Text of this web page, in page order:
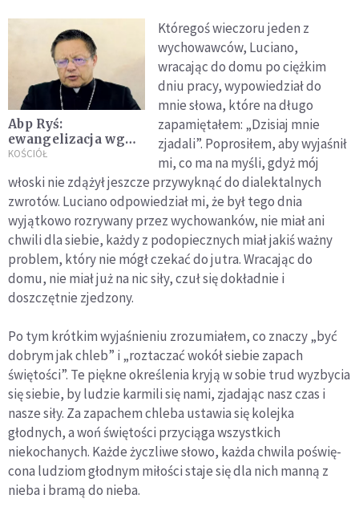
Abp Ryś:
ewangelizacja wg
Jezusa to
rozeznanie, wejście
w relację i
Eucharystia
KOŚCIÓŁ
Któregoś wieczoru jeden z
wychowawców, Luciano,
wracając do domu po ciężkim
dniu pracy, wypowiedział do
mnie słowa, które na długo
zapamiętałem: „Dzisiaj mnie
zjadali”. Poprosi­łem, aby wyjaśnił
mi, co ma na myśli, gdyż mój
włoski nie zdążył jeszcze przywyknąć do dialektalnych
zwrotów. Luciano odpo­wiedział mi, że był tego dnia
wyjątkowo rozrywany przez wy­chowanków, nie miał ani
chwili dla siebie, każdy z podopiecz­nych miał jakiś ważny
problem, który nie mógł czekać do jutra. Wracając do
domu, nie miał już na nic siły, czuł się dokładnie i
doszczętnie zjedzony.
Po tym krótkim wyjaśnieniu zrozumiałem, co znaczy „być
dobrym jak chleb” i „roztaczać wokół siebie zapach
świętości”. Te piękne określenia kryją w sobie trud wyzbycia
się siebie, by ludzie kar­mili się nami, zjadając nasz czas i
nasze siły. Za zapachem chleba ustawia się kolejka
głodnych, a woń świętości przyciąga wszyst­kich
niekochanych. Każde życzliwe słowo, każda chwila poświę­
cona ludziom głodnym miłości staje się dla nich manną z
nieba i bramą do nieba.